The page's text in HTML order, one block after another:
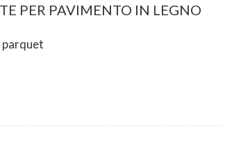
PER PAVIMENTO IN LEGNO
parquet